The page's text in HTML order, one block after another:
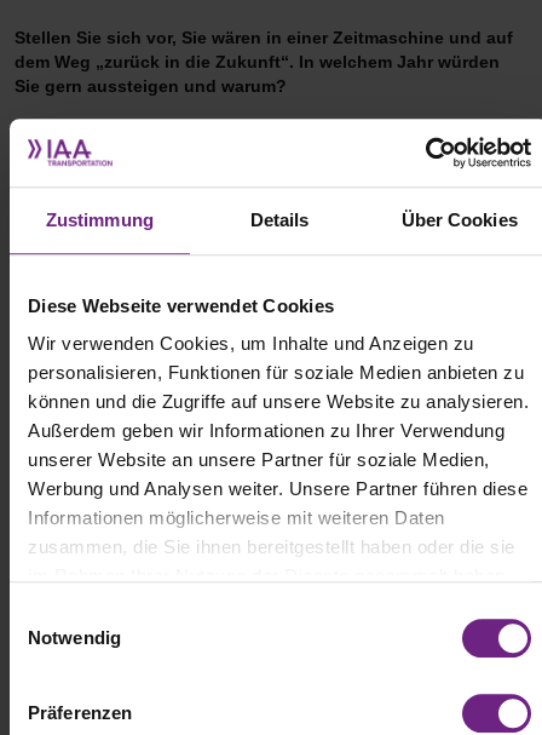
Zustimmung Details Über Cookies
Diese Webseite verwendet Cookies
Wir verwenden Cookies, um Inhalte und Anzeigen zu
personalisieren, Funktionen für soziale Medien anbieten zu
können und die Zugriffe auf unsere Website zu analysieren.
Außerdem geben wir Informationen zu Ihrer Verwendung
unserer Website an unsere Partner für soziale Medien,
Werbung und Analysen weiter. Unsere Partner führen diese
Informationen möglicherweise mit weiteren Daten
zusammen, die Sie ihnen bereitgestellt haben oder die sie
Notwendig
Präferenzen
Stellen Sie sich vor, Sie wären in einer Zeitmaschine und auf
dem Weg „zurück in die Zukunft“. In welchem Jahr würden
Sie gern aussteigen und warum?
Die Vergangenheit dient dazu uns zu lehren, unsere Zukunft zu
gestalten. Ich habe kein Bedürfnis, in die Vergangenheit zu reisen,
Potenzial hat, die Zukunft zu verändern.
weiterhelfen würde, welche wäre das?
Geduld.
Welchen Trend verfolgen Sie aktuell beruflich mit großem
Interesse?
Den Trend hin zu datengesteuerten Entscheidungsprozessen in
Echtzeit, welcher auch die nächste große Herausforderung im
Verkehrssystem darstellt. Selbst wenn wir Infrastrukturen und
relevanten Technologien immer weiter entwickeln. Wir haben hier
auf Fax, Zettel und Telefon angewiesen ist. Analoge